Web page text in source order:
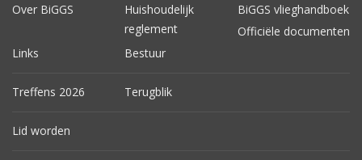
Over BiGGS
Huishoudelijk
reglement
BiGGS vlieghandboek
Officiële documenten
Links
Bestuur
Treffens 2026 Terugblik
Lid worden